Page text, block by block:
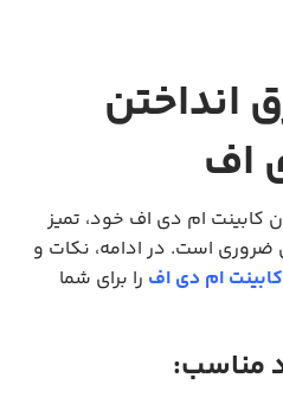
انداختن
اف
کابینت ام دی اف خود، تمیز
است. در ادامه، نکات و
کابینت ام دی اف را برای شما
مناسب: